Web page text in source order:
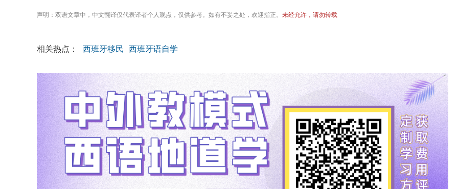
声明：双语文章中，中文翻译仅代表译者个人观点，仅供参考。如有不妥之处，欢迎指正。 未经允许，请勿转载
相关热点： 西班牙移民 西班牙语自学